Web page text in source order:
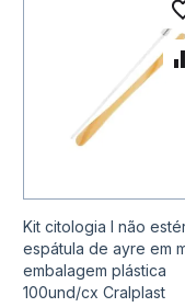
Kit citologia I não
espátula de ayre em
embalagem plástica
100und/cx Cralplast